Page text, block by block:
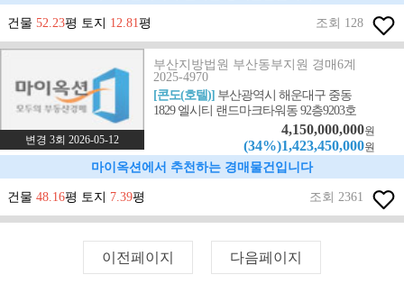
건물 52.23평 토지 12.81평 조회 128
변경 3회 2026-05-12
부산지방법원 부산동부지원 경매6계
2025-4970
[콘도(호텔)] 부산광역시 해운대구 중동
1829 엘시티 랜드마크타워동 92층9203호
4,150,000,000원
(34%)1,423,450,000원
마이옥션에서 추천하는 경매물건입니다
건물 48.16평 토지 7.39평 조회 2361
이전페이지 다음페이지